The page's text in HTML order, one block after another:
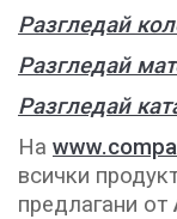
Разгледай
Разгледай
Разгледай
На
всички
предлагани от